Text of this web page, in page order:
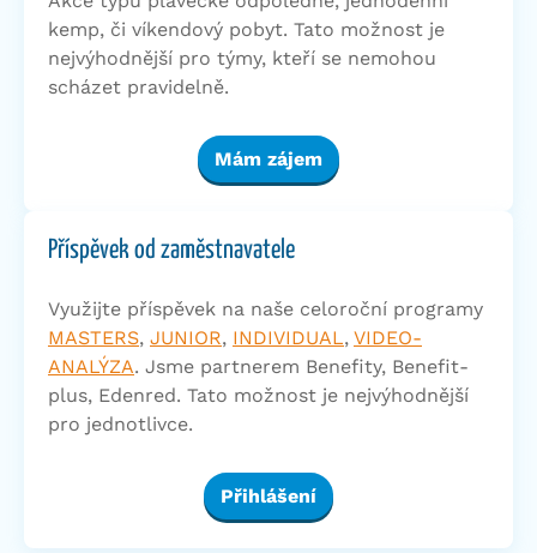
kemp, či víkendový pobyt. Tato možnost je
nejvýhodnější pro týmy, kteří se nemohou
scházet pravidelně.
Mám zájem
Příspěvek od zaměstnavatele
Využijte příspěvek na naše celoroční programy
MASTERS, JUNIOR, INDIVIDUAL, VIDEO-
ANALÝZA. Jsme partnerem Benefity, Benefit-
plus, Edenred. Tato možnost je nejvýhodnější
pro jednotlivce.
Přihlášení